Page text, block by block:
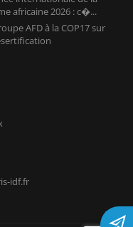
africaine 2026 : c�...
AFD à la COP17 sur
idf.fr